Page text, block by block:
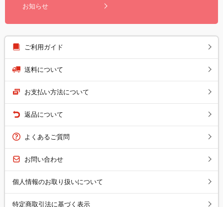
お知らせ
ご利用ガイド
送料について
お支払い方法について
返品について
よくあるご質問
お問い合わせ
個人情報のお取り扱いについて
特定商取引法に基づく表示